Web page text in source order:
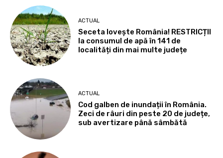
ACTUAL
Seceta lovește România! RESTRICȚII
la consumul de apă în 141 de
localități din mai multe județe
ACTUAL
Cod galben de inundații în România.
Zeci de râuri din peste 20 de județe,
sub avertizare până sâmbătă